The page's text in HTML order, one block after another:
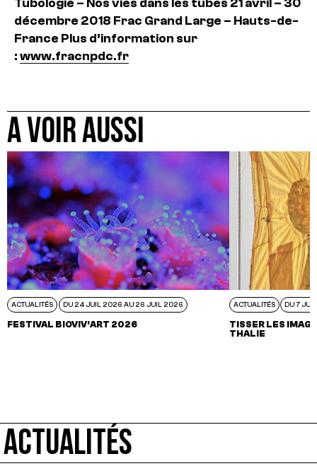
décembre 2018 Frac Grand Large – Hauts-de-
France Plus d’information sur
: www.fracnpdc.fr
A VOIR AUSSI
ACTUALITÉS DU 24 JUIL 2026 AU 26 JUIL 2026
FESTIVAL BIOVIV’ART 2026
ACTUALITÉS DU 7
TISSER LES
THALIE
ACTUALITÉS